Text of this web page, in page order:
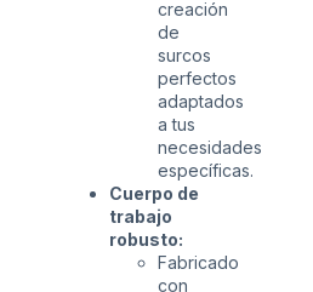
creación
de
surcos
perfectos
adaptados
a tus
necesidades
específicas.
Cuerpo de
trabajo
robusto:
Fabricado
con